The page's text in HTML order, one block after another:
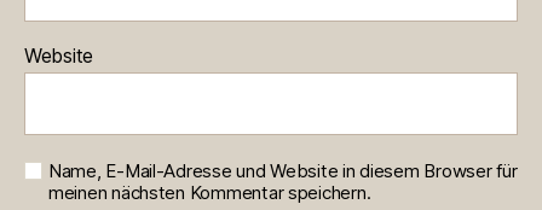
Website
Name, E-Mail-Adresse und Website in diesem Browser für
meinen nächsten Kommentar speichern.